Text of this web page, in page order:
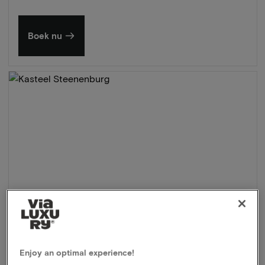
Boek nu
Kasteel Steenenburg★★★★
Enjoy an optimal experience!